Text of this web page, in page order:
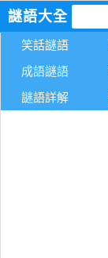
謎語大全
笑話謎語
成語謎語
謎語詳解